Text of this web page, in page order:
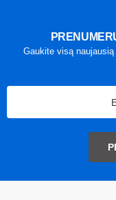
Gaukite visą